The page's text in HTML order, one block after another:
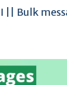
|| Bulk